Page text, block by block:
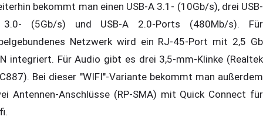
bekommt man einen USB-A 3.1- (10Gb/s), drei USB-
(5Gb/s) und USB-A 2.0-Ports (480Mb/s). Für
Netzwerk wird ein RJ-45-Port mit 2,5 Gb
integriert. Für Audio gibt es drei 3,5-mm-Klinke (Realtek
Bei dieser "WIFI"-Variante bekommt man außerdem
Antennen-Anschlüsse (RP-SMA) mit Quick Connect für